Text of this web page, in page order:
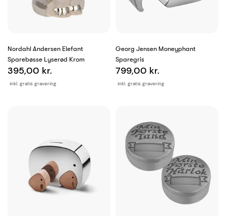
Nordahl Andersen Elefant
Sparebøsse Lyserød Krom
inkl. gratis gravering
395,00 kr.
Georg Jensen Moneyphant
Sparegris
inkl. gratis gravering
799,00 kr.